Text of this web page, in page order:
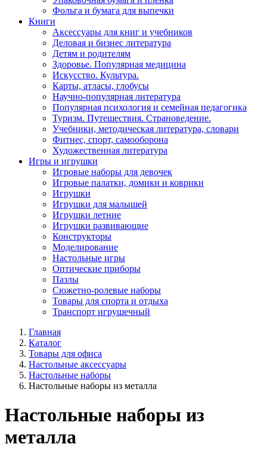
Фольга и бумага для выпечки
Книги
Аксессуары для книг и учебников
Деловая и бизнес литература
Детям и родителям
Здоровье. Популярная медицина
Искусство. Культура.
Карты, атласы, глобусы
Научно-популярная литература
Популярная психология и семейная педагогика
Туризм. Путешествия. Страноведение.
Учебники, методическая литература, словари
Фитнес, спорт, самооборона
Художественная литература
Игры и игрушки
Игровые наборы для девочек
Игровые палатки, домики и коврики
Игрушки
Игрушки для малышей
Игрушки летние
Игрушки развивающие
Конструкторы
Моделирование
Настольные игры
Оптические приборы
Пазлы
Сюжетно-ролевые наборы
Товары для спорта и отдыха
Транспорт игрушечный
Главная
Каталог
Товары для офиса
Настольные аксессуары
Настольные наборы
Настольные наборы из металла
Настольные наборы из
металла